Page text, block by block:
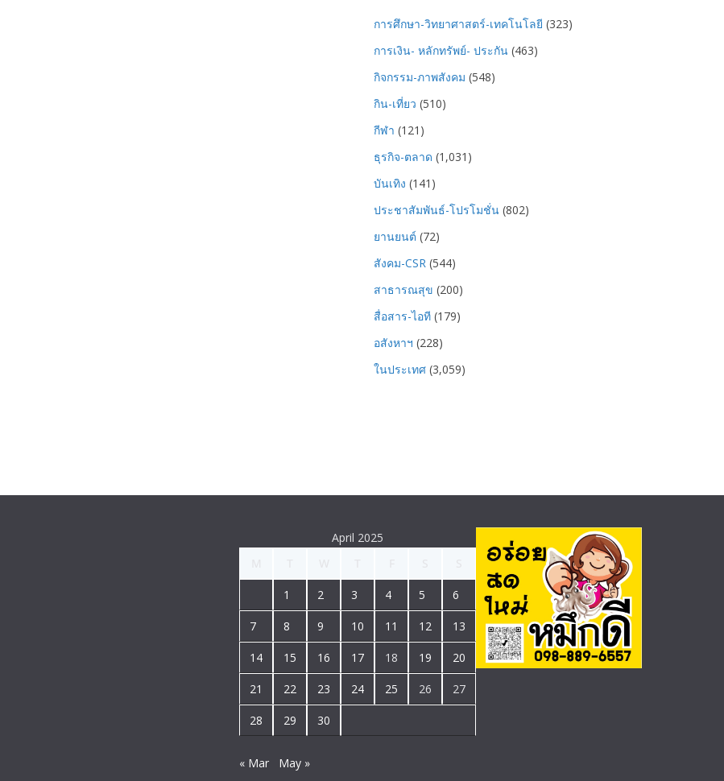
การศึกษา-วิทยาศาสตร์-เทคโนโลยี (323)
การเงิน- หลักทรัพย์- ประกัน (463)
กิจกรรม-ภาพสังคม (548)
กิน-เที่ยว (510)
กีฬา (121)
ธุรกิจ-ตลาด (1,031)
บันเทิง (141)
ประชาสัมพันธ์-โปรโมชั่น (802)
ยานยนต์ (72)
สังคม-CSR (544)
สาธารณสุข (200)
สื่อสาร-ไอที (179)
อสังหาฯ (228)
ในประเทศ (3,059)
April 2025
1 2 3 4 5 6
7 8 9 10 11 12 13
14 15 16 17 18 19 20
21 22 23 24 25 26 27
28 29 30
« Mar May »